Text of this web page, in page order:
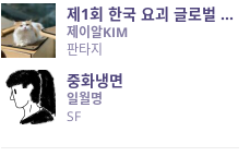
제1회 한국 요괴 글로벌 진출 공개 오디션 시즌 2 — 나는 요괴다
제이알KIM
판타지
중화냉면
일월명
SF